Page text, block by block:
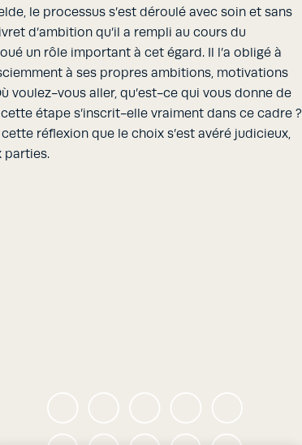
le processus s’est déroulé avec soin et sans
d’ambition qu’il a rempli au cours du
un rôle important à cet égard. Il l’a obligé à
à ses propres ambitions, motivations
voulez-vous aller, qu’est-ce qui vous donne de
cette étape s’inscrit-elle vraiment dans ce cadre ?
cette réflexion que le choix s’est avéré judicieux,
parties.